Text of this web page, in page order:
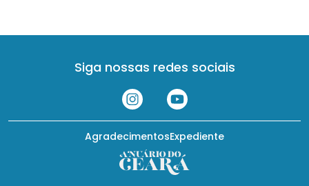
Siga nossas redes sociais
Expediente
Agradecimentos